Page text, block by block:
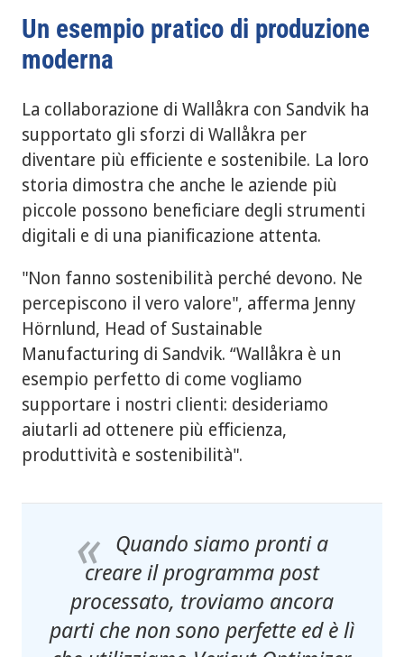
Un esempio pratico di produzione
moderna
La collaborazione di Wallåkra con Sandvik ha
supportato gli sforzi di Wallåkra per
diventare più efficiente e sostenibile. La loro
storia dimostra che anche le aziende più
piccole possono beneficiare degli strumenti
digitali e di una pianificazione attenta.
"Non fanno sostenibilità perché devono. Ne
percepiscono il vero valore", afferma Jenny
Hörnlund, Head of Sustainable
Manufacturing di Sandvik. “Wallåkra è un
esempio perfetto di come vogliamo
supportare i nostri clienti: desideriamo
aiutarli ad ottenere più efficienza,
produttività e sostenibilità".
Quando siamo pronti a
creare il programma post
processato, troviamo ancora
parti che non sono perfette ed è lì